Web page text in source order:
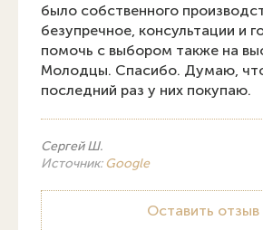
было собственного
безупречное, консультации и
помочь с выбором также на
Молодцы. Спасибо. Думаю,
последний раз у них покупаю.
Сергей Ш.
Источник:Google
Оставить отзыв